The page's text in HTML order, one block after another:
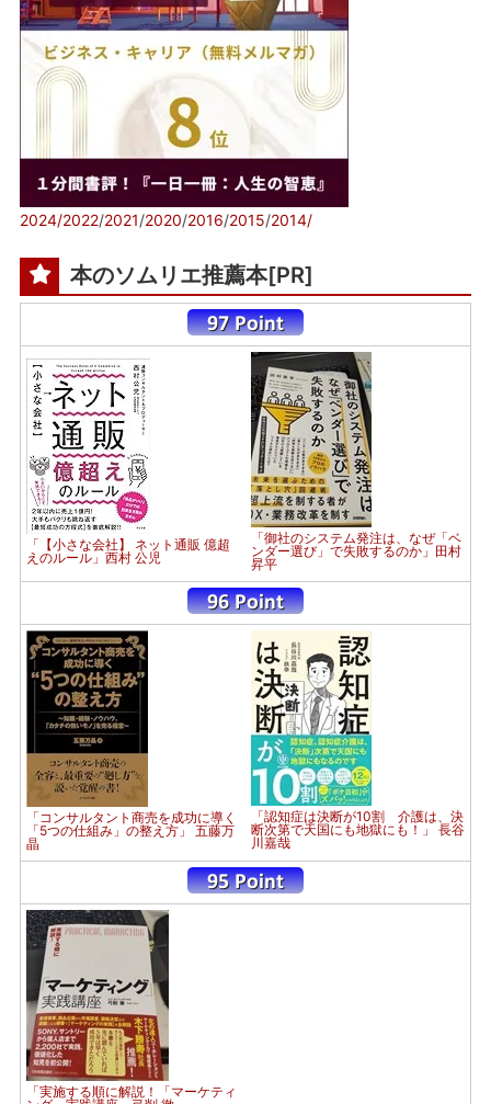
2024/2022/2021/2020/2016/2015/2014/
本のソムリエ推薦本[PR]
「【小さな会社】 ネット通販 億超
えのルール」西村 公児
「御社のシステム発注は、なぜ「ベ
ンダー選び」で失敗するのか」田村
昇平
「コンサルタント商売を成功に導く
「5つの仕組み」の整え方」 五藤万
晶
「認知症は決断が10割 介護は、決
断次第で天国にも地獄にも！」 長谷
川嘉哉
「実施する順に解説！「マーケティ